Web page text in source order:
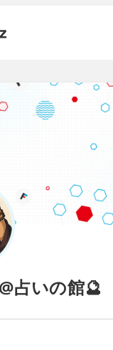
占いの館🔮